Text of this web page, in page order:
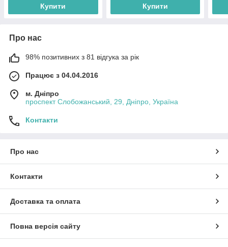
Купити Купити
Про нас
98% позитивних з 81 відгука за рік
Працює з 04.04.2016
м. Дніпро
проспект Слобожанський, 29, Дніпро, Україна
Контакти
Про нас
Контакти
Доставка та оплата
Повна версія сайту